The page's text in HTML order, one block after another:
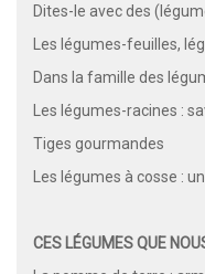
Dites-le avec des
Les légumes-feuilles,
Dans la famille des
Les légumes-racines :
Tiges gourmandes
Les légumes à cosse :
CES LÉGUMES QUE